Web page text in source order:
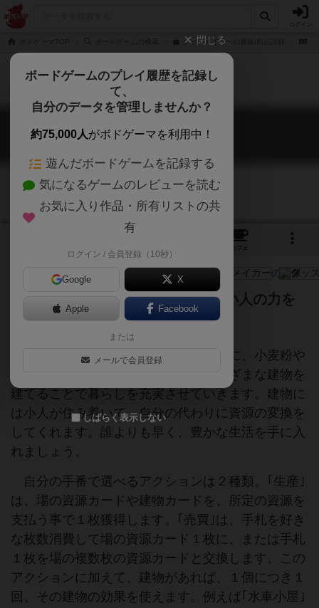
グッズメイカーの通販/商品詳細
グッズメイカー
Goods Maker
カフェ
生産と売買で資源を集めて建築。小人の力を
借りて、さらに資源を集めよう！
木や石などのありふれた資源を元手に、小麦粉や
樽などの高級な資源を手に入れ、さまざまな建物を
建てることで暮らしを充実させていきます。建物に
は小人が住み着いて、自分の代わりに資源の変換を
してくれます。誰よりも早く、豊かな生活を手に入
れましょう。
自分の手番で選べるアクションは２種類。｢生産｣
は、場の資源カードや建物カードを、所定の資源を
支払う事で１枚獲得します。｢売買｣は、手札を好き
な枚数消費して場の資源カード１枚に、または手札
１枚を場の複数枚の資源カードと交換します。この
アクションに加えて、建物があれば、１個につき１
回、その建物の効果を使えます。例えば｢水車小屋｣
閉じる
ボードゲームのプレイ履歴を記録し
て、
自分のデータを管理しませんか？
約75,000人がボドゲーマを利用中！
遊んだボードゲームを記録する
気になるゲームのレビューを読む
お気に入り作品・所有リストの共
有
ログイン / 会員登録（10秒）
Google X
Apple Facebook
または
メールで会員登録
しばらく表示しない